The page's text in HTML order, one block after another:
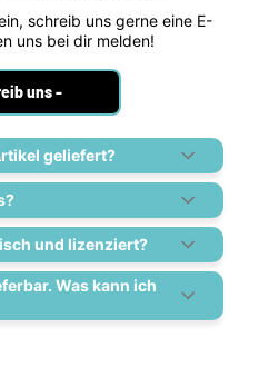
schreib uns gerne eine E-
uns bei dir melden!
uns -
geliefert?
und lizenziert?
Was kann ich